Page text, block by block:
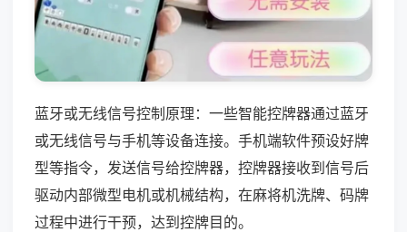
蓝牙或无线信号控制原理：一些智能控牌器通过蓝牙
或无线信号与手机等设备连接。手机端软件预设好牌
型等指令，发送信号给控牌器，控牌器接收到信号后
驱动内部微型电机或机械结构，在麻将机洗牌、码牌
过程中进行干预，达到控牌目的。